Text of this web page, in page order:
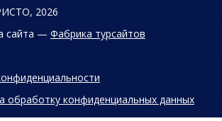
2026
сайта — Фабрика турсайтов
обработку конфиденциальных данных